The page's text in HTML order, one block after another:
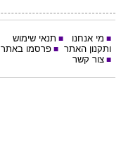
■ מי אנחנו ■ תנאי שימוש
ותקנון האתר ■ פרסמו באתר
■ צור קשר